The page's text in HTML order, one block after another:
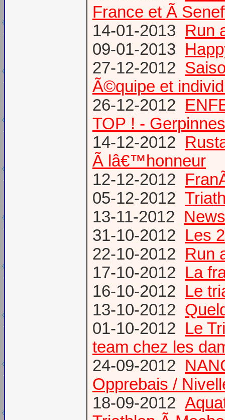
France et Ã
14-01-2013 Run
09-01-2013
27-12-2012
Ã©quipe et
26-12-2012
TOP ! - Gerpinnes
14-12-2012
Ã lâ€™honneur
12-12-2012
05-12-2012
13-11-2012
31-10-2012 Les
22-10-2012 Run
17-10-2012 La
16-10-2012 Le
13-10-2012
01-10-2012 Le
team chez les
24-09-2012
Opprebais /
18-09-2012